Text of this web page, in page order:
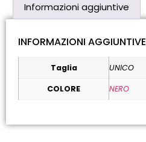
Informazioni aggiuntive
INFORMAZIONI AGGIUNTIVE
Taglia UNICO
COLORE NERO